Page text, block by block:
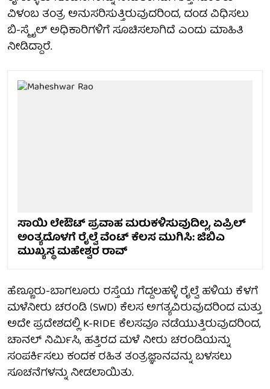
ವಿಳಂಬ ತಂತ್ರ ಅನುಸರಿಸುತ್ತಿರುವುದರಿಂದ, ದಂಡ ವಿಧಿಸಲು
ಬಿ-ಸ್ಮೈಲ್ ಅಧಿಕಾರಿಗಳಿಗೆ ಸೂಚಿಸಲಾಗಿದೆ ಎಂದು ಮಾಹಿತಿ
ನೀಡಿದ್ದಾರೆ.
ಸಾಯಿ ಲೇಔಟ್ ಪ್ರವಾಹ ಮರುಕಳಿಸುವುದಿಲ್ಲ, ಏಪ್ರಿಲ್
ಅಂತ್ಯದೊಳಗೆ ರೈಲ್ವೆ ವೆಂಟ್ ಕೆಲಸ ಮುಗಿಸಿ: ಜಿಬಿಎ
ಮುಖ್ಯಸ್ಥ ಮಹೇಶ್ವರ ರಾವ್
ಹೆಣ್ಣೂರು-ಬಾಗಲೂರು ರಸ್ತೆಯ ಗೆದ್ದಲಹಳ್ಳಿ ರೈಲ್ವೆ ಹಳಿಯ ಕೆಳಗೆ
ಮಳೆನೀರು ಚರಂಡಿ (SWD) ಕೆಲಸ ಅಗತ್ಯವಿರುವುದರಿಂದ ಮತ್ತು
ಅದೇ ಪ್ರದೇಶದಲ್ಲಿ K-RIDE ಕೆಲಸವೂ ನಡೆಯುತ್ತಿರುವುದರಿಂದ,
ಚಾನಲ್ ನಿರ್ಮಿಸಿ, ಹತ್ತಿರದ ಮಳೆ ನೀರು ಚರಂಡಿಯನ್ನು
ಸಂಪರ್ಕಿಸಲು ಕಂದಕ ರಹಿತ ತಂತ್ರಜ್ಞಾನವನ್ನು ಬಳಸಲು
ಸೂಚನೆಗಳನ್ನು ನೀಡಲಾಯಿತು.